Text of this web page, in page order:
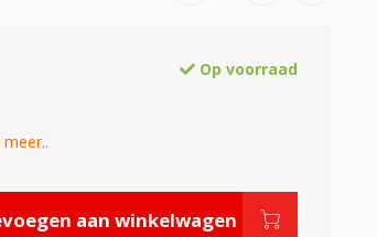
Op voorraad
meer..
aan winkelwagen